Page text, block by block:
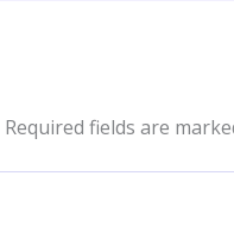
Required fields are